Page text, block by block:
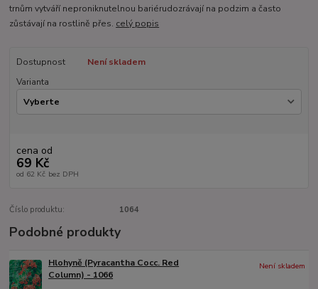
trnům vytváří neproniknutelnou bariérudozrávají na podzim a často
zůstávají na rostlině přes. celý popis
Dostupnost
Není skladem
Varianta
cena od
69 Kč
od 62 Kč bez DPH
Číslo produktu: 1064
Podobné produkty
Hlohyně (Pyracantha Cocc. Red
Column) - 1066
Není skladem